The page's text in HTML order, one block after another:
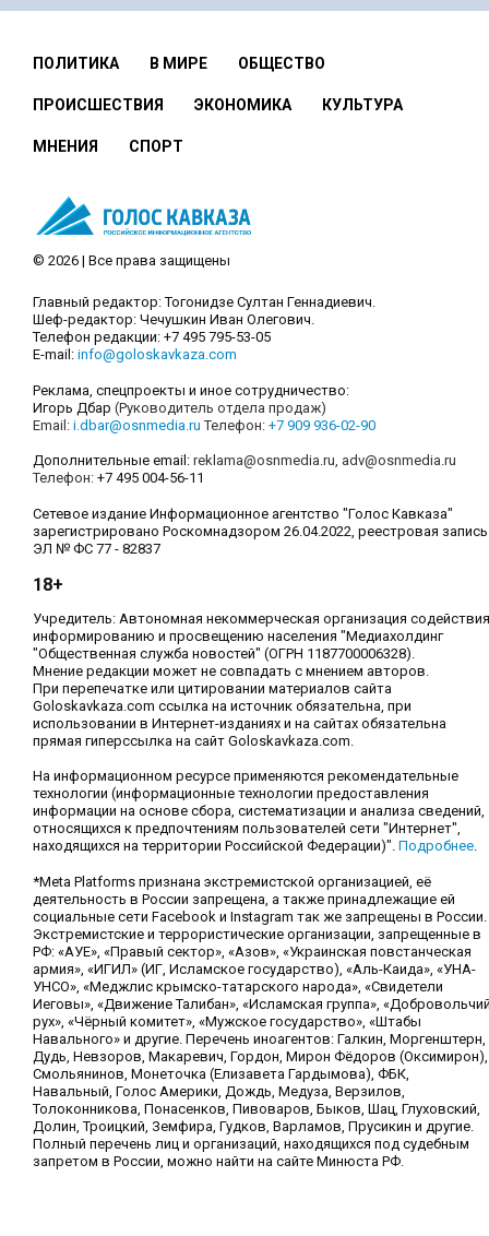
ПОЛИТИКА В МИРЕ ОБЩЕСТВО
ПРОИСШЕСТВИЯ ЭКОНОМИКА КУЛЬТУРА
МНЕНИЯ СПОРТ
© 2026 | Все права защищены
Главный редактор: Тогонидзе Султан Геннадиевич.
Шеф-редактор: Чечушкин Иван Олегович.
Телефон редакции: +7 495 795-53-05
E-mail: info@goloskavkaza.com
Реклама, спецпроекты и иное сотрудничество:
Игорь Дбар (Руководитель отдела продаж)
Email: i.dbar@osnmedia.ru Телефон: +7 909 936-02-90
Дополнительные email: reklama@osnmedia.ru, adv@osnmedia.ru
Телефон: +7 495 004-56-11
Сетевое издание Информационное агентство "Голос Кавказа"
зарегистрировано Роскомнадзором 26.04.2022, реестровая запись
ЭЛ № ФС 77 - 82837
18+
Учредитель: Автономная некоммерческая организация содействия
информированию и просвещению населения "Медиахолдинг
"Общественная служба новостей" (ОГРН 1187700006328).
Мнение редакции может не совпадать с мнением авторов.
При перепечатке или цитировании материалов сайта
Goloskavkaza.com ссылка на источник обязательна, при
использовании в Интернет-изданиях и на сайтах обязательна
прямая гиперссылка на сайт Goloskavkaza.com.
На информационном ресурсе применяются рекомендательные
технологии (информационные технологии предоставления
информации на основе сбора, систематизации и анализа сведений,
относящихся к предпочтениям пользователей сети "Интернет",
находящихся на территории Российской Федерации)". Подробнее.
*Meta Platforms признана экстремистской организацией, её
деятельность в России запрещена, а также принадлежащие ей
социальные сети Facebook и Instagram так же запрещены в России.
Экстремистские и террористические организации, запрещенные в
РФ: «АУЕ», «Правый сектор», «Азов», «Украинская повстанческая
армия», «ИГИЛ» (ИГ, Исламское государство), «Аль-Каида», «УНА-
УНСО», «Меджлис крымско-татарского народа», «Свидетели
Иеговы», «Движение Талибан», «Исламская группа»,
рух», «Чёрный комитет», «Мужское государство», «Штабы
Навального» и другие. Перечень иноагентов: Галкин, Моргенштерн,
Дудь, Невзоров, Макаревич, Гордон, Мирон Фёдоров (Оксимирон),
Смольянинов, Монеточка (Елизавета Гардымова), ФБК,
Навальный, Голос Америки, Дождь, Медуза, Верзилов,
Толоконникова, Понасенков, Пивоваров, Быков, Шац, Глуховский,
Долин, Троицкий, Земфира, Гудков, Варламов, Прусикин и другие.
Полный перечень лиц и организаций, находящихся под судебным
запретом в России, можно найти на сайте Минюста РФ.